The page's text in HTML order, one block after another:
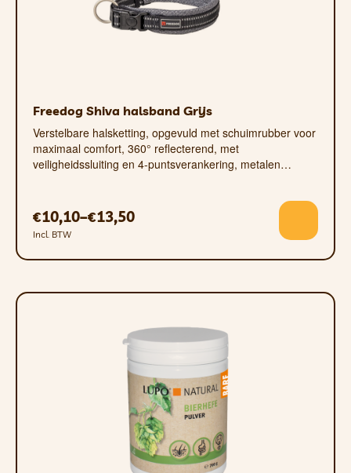
Freedog Shiva halsband Grijs
Verstelbare halsketting, opgevuld met schuimrubber voor
maximaal comfort, 360° reflecterend, met
veiligheidssluiting en 4-puntsverankering, metalen…
€10,10–€13,50
Incl. BTW